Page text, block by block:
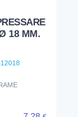
18 MM.